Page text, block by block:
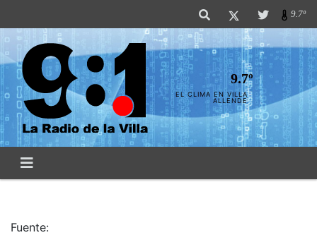
9.7º
9.7º
EL CLIMA EN VILLA
ALLENDE
Fuente: